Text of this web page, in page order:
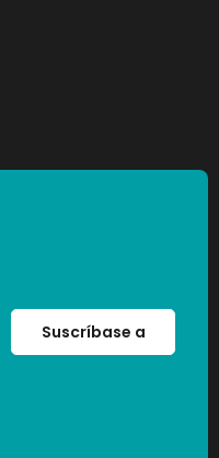
Suscríbase a